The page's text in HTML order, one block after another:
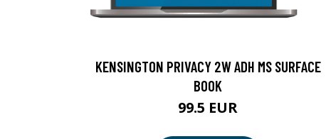
KENSINGTON PRIVACY 2W ADH MS SURFACE
BOOK
99.5 EUR